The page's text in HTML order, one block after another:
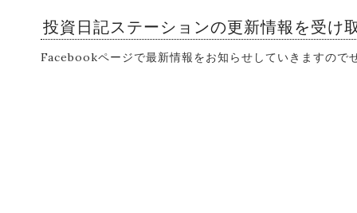
投資日記ステーションの更新情報を受け
Facebookページで最新情報をお知らせしていきますので